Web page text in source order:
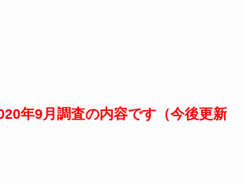
年9月調査の内容です（今後更新